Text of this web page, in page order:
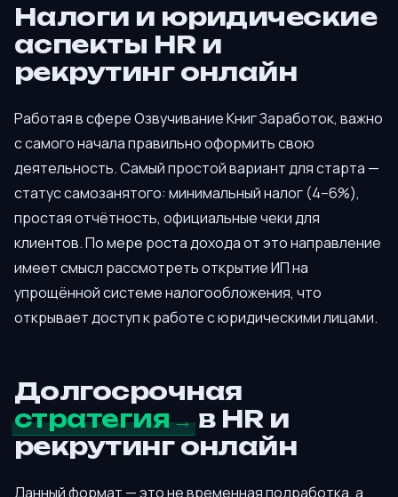
Налоги и юридические
аспекты HR и
рекрутинг онлайн
Работая в сфере Озвучивание Книг Заработок, важно
с самого начала правильно оформить свою
деятельность. Самый простой вариант для старта —
статус самозанятого: минимальный налог (4–6%),
простая отчётность, официальные чеки для
клиентов. По мере роста дохода от это направление
имеет смысл рассмотреть открытие ИП на
упрощённой системе налогообложения, что
открывает доступ к работе с юридическими лицами.
Долгосрочная
стратегия
в HR и
рекрутинг онлайн
Данный формат — это не временная подработка, а